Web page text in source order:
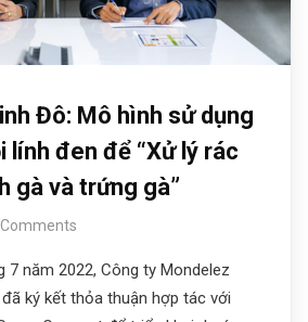
Đô: Mô hình sử dụng
lính đen để “Xử lý rác
gà và trứng gà”
Comments
7 năm 2022, Công ty Mondelez
ký kết thỏa thuận hợp tác với